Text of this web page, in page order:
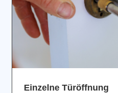
Einzelne Türöffnung